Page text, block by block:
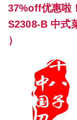
37%off优惠啦
S2308-B 中式
）